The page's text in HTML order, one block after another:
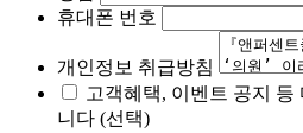
휴대폰 번호
개인정보 취급방침
고객혜택, 이벤트 공지
니다 (선택)